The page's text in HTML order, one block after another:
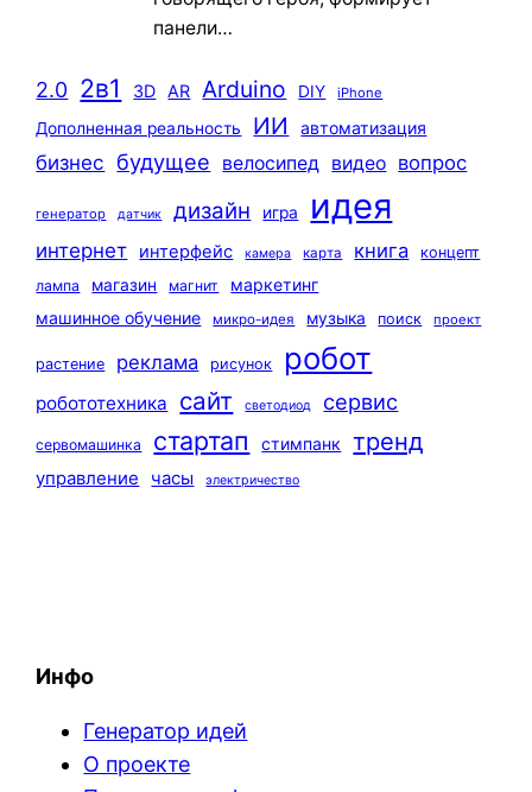
панели…
2.0 2в1 3D AR Arduino DIY iPhone
Дополненная реальность ИИ автоматизация
бизнес будущее велосипед видео вопрос
генератор датчик дизайн игра идея
интернет интерфейс камера карта книга
концепт
лампа
магазин магнит
маркетинг
машинное обучение
микро-идея музыка поиск проект
растение реклама рисунок робот
робототехника сайт светодиод сервис
сервомашинка стартап стимпанк тренд
управление часы электричество
Инфо
Генератор идей
О проекте